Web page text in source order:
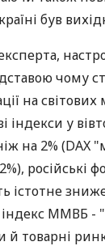
був
чому
на
індекси у
на 2% (DAX
російські
істотне
ММВБ -
й товарні